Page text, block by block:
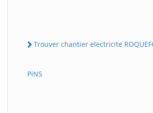
Trouver chantier electricite
PiNS